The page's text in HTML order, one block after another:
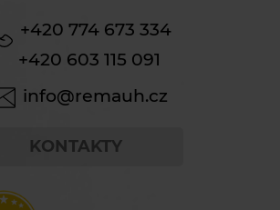
+420 774 673 334
+420 603 115 091
info@remauh.cz
KONTAKTY